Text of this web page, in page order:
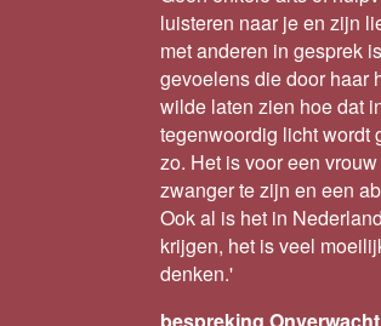
luisteren naar je en zijn
met anderen in gesprek
gevoelens die door haar
wilde laten zien hoe dat
tegenwoordig licht wordt
zo. Het is voor een
zwanger te zijn en een
Ook al is het in
krijgen, het is veel
denken.'